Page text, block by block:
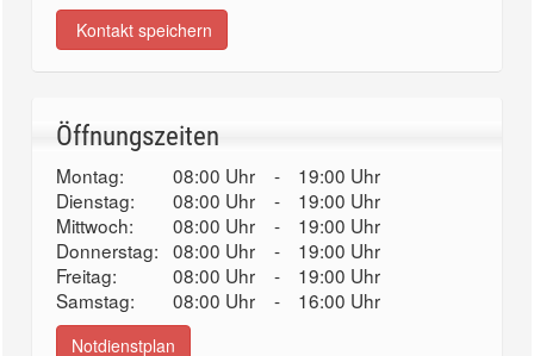
Kontakt speichern
Öffnungszeiten
Montag: 08:00 Uhr -
19:00 Uhr
Dienstag:
08:00 Uhr -
19:00 Uhr
Mittwoch:
08:00 Uhr -
19:00 Uhr
Donnerstag: 08:00 Uhr -
19:00 Uhr
Freitag:
08:00 Uhr -
19:00 Uhr
Samstag:
08:00 Uhr - 16:00 Uhr
Notdienstplan